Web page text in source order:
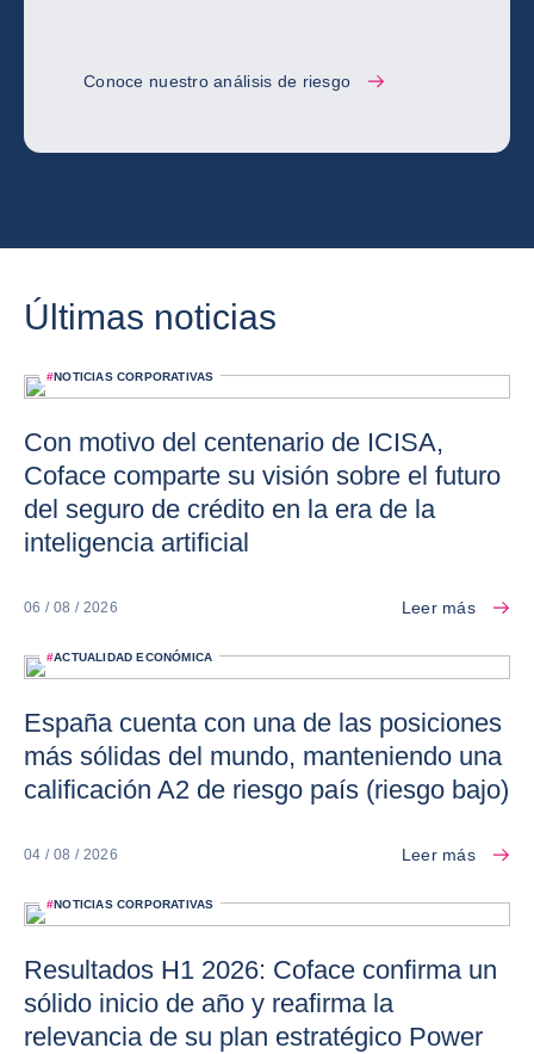
Conoce nuestro análisis de riesgo
Últimas noticias
#NOTICIAS CORPORATIVAS
Con motivo del centenario de ICISA,
Coface comparte su visión sobre el futuro
del seguro de crédito en la era de la
inteligencia artificial
06 / 08 / 2026 Leer más
#ACTUALIDAD ECONÓMICA
España cuenta con una de las posiciones
más sólidas del mundo, manteniendo una
calificación A2 de riesgo país (riesgo bajo)
04 / 08 / 2026 Leer más
#NOTICIAS CORPORATIVAS
Resultados H1 2026: Coface confirma un
sólido inicio de año y reafirma la
relevancia de su plan estratégico Power